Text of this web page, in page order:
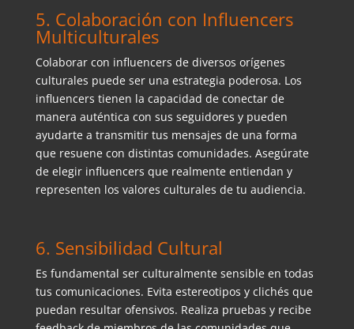
5. Colaboración con Influencers
Multiculturales
Colaborar con influencers de diversos orígenes
culturales puede ser una estrategia poderosa. Los
influencers tienen la capacidad de conectar de
manera auténtica con sus seguidores y pueden
ayudarte a transmitir tus mensajes de una forma
que resuene con distintas comunidades. Asegúrate
de elegir influencers que realmente entiendan y
representen los valores culturales de tu audiencia.
6. Sensibilidad Cultural
Es fundamental ser culturalmente sensible en todas
tus comunicaciones. Evita estereotipos y clichés que
puedan resultar ofensivos. Realiza pruebas y recibe